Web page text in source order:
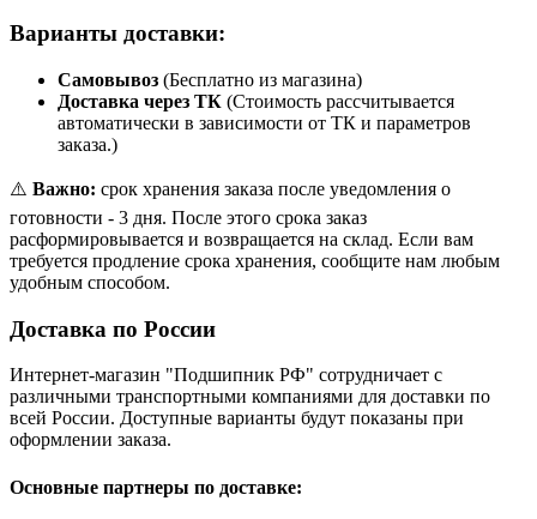
Варианты доставки:
Самовывоз (Бесплатно из магазина)
Доставка через ТК (Стоимость рассчитывается
автоматически в зависимости от ТК и параметров
заказа.)
⚠️ Важно: срок хранения заказа после уведомления о
готовности - 3 дня. После этого срока заказ
расформировывается и возвращается на склад. Если вам
требуется продление срока хранения, сообщите нам любым
удобным способом.
Доставка по России
Интернет-магазин "Подшипник РФ" сотрудничает с
различными транспортными компаниями для доставки по
всей России. Доступные варианты будут показаны при
оформлении заказа.
Основные партнеры по доставке: